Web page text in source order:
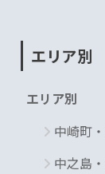
エリア別
エリア別
中崎町
中之島